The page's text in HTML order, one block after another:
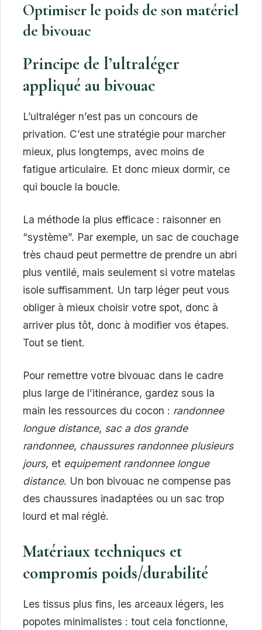
Optimiser le poids de son matériel
de bivouac
Principe de l’ultraléger
appliqué au bivouac
L’ultraléger n’est pas un concours de
privation. C’est une stratégie pour marcher
mieux, plus longtemps, avec moins de
fatigue articulaire. Et donc mieux dormir, ce
qui boucle la boucle.
La méthode la plus efficace : raisonner en
“système”. Par exemple, un sac de couchage
très chaud peut permettre de prendre un abri
plus ventilé, mais seulement si votre matelas
isole suffisamment. Un tarp léger peut vous
obliger à mieux choisir votre spot, donc à
arriver plus tôt, donc à modifier vos étapes.
Tout se tient.
Pour remettre votre bivouac dans le cadre
plus large de l’itinérance, gardez sous la
main les ressources du cocon : randonnee
longue distance, sac a dos grande
randonnee, chaussures randonnee plusieurs
jours, et equipement randonnee longue
distance. Un bon bivouac ne compense pas
des chaussures inadaptées ou un sac trop
lourd et mal réglé.
Matériaux techniques et
compromis poids/durabilité
Les tissus plus fins, les arceaux légers, les
popotes minimalistes : tout cela fonctionne,